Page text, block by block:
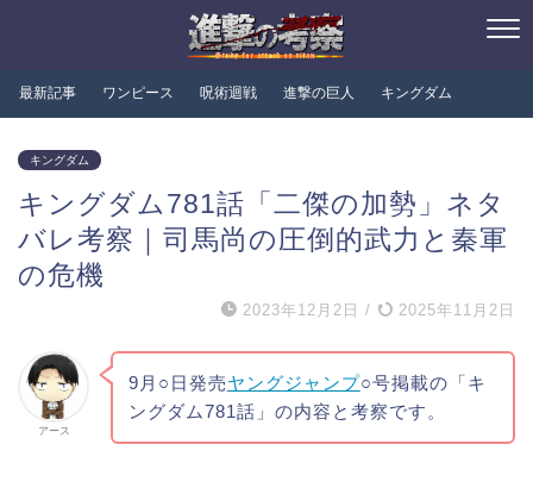
最新記事 ワンピース 呪術迴戦 進撃の巨人 キングダム
キングダム
キングダム781話「二傑の加勢」ネタ
バレ考察｜司馬尚の圧倒的武力と秦軍
の危機
2023年12月2日 / 2025年11月2日
アース
9月○日発売ヤングジャンプ○号掲載の「キ
ングダム781話」の内容と考察です。